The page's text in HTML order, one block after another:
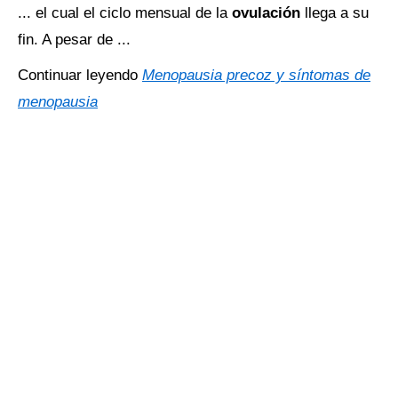
... el cual el ciclo mensual de la ovulación
llega a su
fin. A pesar de ...
Continuar leyendo Menopausia precoz y síntomas de
menopausia